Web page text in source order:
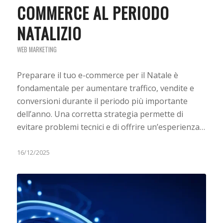
COMMERCE AL PERIODO
NATALIZIO
WEB MARKETING
Preparare il tuo e-commerce per il Natale è
fondamentale per aumentare traffico, vendite e
conversioni durante il periodo più importante
dell’anno. Una corretta strategia permette di
evitare problemi tecnici e di offrire un’esperienza…
16/12/2025